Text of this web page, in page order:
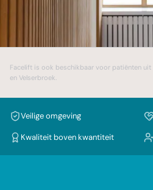
Facelift is ook beschikbaar voor patiënten uit
en Velserbroek.
Veilige omgeving
Kwaliteit boven kwantiteit